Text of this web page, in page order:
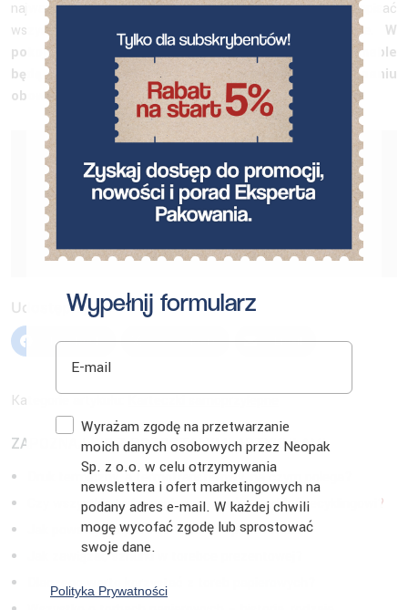
najważniejszych. Na takich kartkach możemy także zapisać
wszystkie przepisy na śniadania, obiady oraz kolacje. W
pokojach dzieci kartki te przyklejone chociażby na meble
będą przypominały naszym pociechom o wykonaniu
obowiązków domowych.
Oceń artykuł
Na razie brak głosów! Bądź pierwszą osobą, która oceni
ten artykuł.
Udostępnij:
Facebook X (Twitter) Email
Kategorie artykułu:
ZAPOZNAJ SIĘ Z POZOSTAŁYMI ARTYKUŁAMI
Druk termiczny, a termotransferowy, na czym polega?
Czy wszystkie torby papierowe można poddać recyklingowi?
Jak powstają papierowe torebki – przewodnik
Jak zawiązać sznurki w torebce prezentowej?
Dlaczego warto korzystać z toreb papierowych?
Wypełnij formularz
E-mail
ZgodaWyrażam zgodę na przetwarzanie
moich danych osobowych przez Neopak
Sp. z o.o. w celu otrzymywania
newslettera i ofert marketingowych na
podany adres e-mail. W każdej chwili
mogę wycofać zgodę lub sprostować
swoje dane.
Polityka Prywatności